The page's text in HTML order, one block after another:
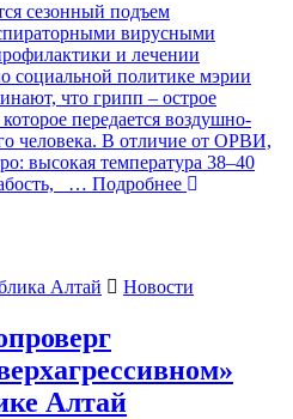
сезонный подъем
вирусными
и лечении
социальной политике мэрии
что грипп – острое
передается воздушно-
человека. В отличие от ОРВИ,
высокая температура 38–40
… Подробнее
Алтай Новости
Алтай